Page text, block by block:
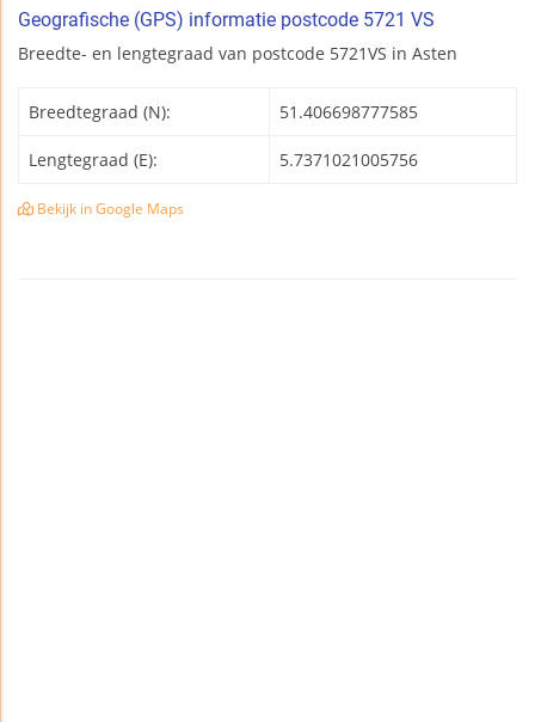
Geografische (GPS) informatie postcode 5721 VS
Breedte- en lengtegraad van postcode 5721VS in Asten
Breedtegraad (N): 51.406698777585
Lengtegraad (E): 5.7371021005756
Bekijk in Google Maps